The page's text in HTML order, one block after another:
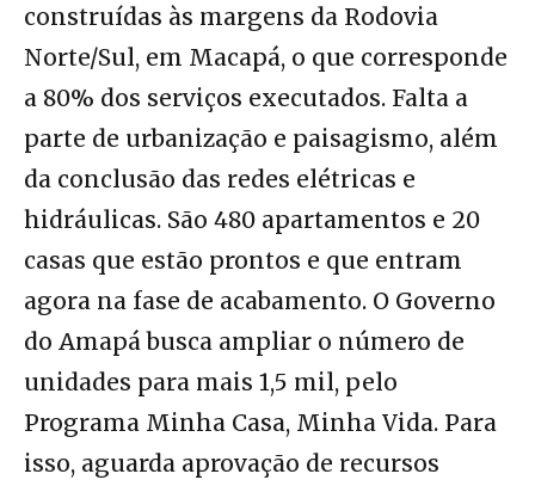
construídas às margens da Rodovia
Norte/Sul, em Macapá, o que corresponde
a 80% dos serviços executados. Falta a
parte de urbanização e paisagismo, além
da conclusão das redes elétricas e
hidráulicas. São 480 apartamentos e 20
casas que estão prontos e que entram
agora na fase de acabamento. O Governo
do Amapá busca ampliar o número de
unidades para mais 1,5 mil, pelo
Programa Minha Casa, Minha Vida. Para
isso, aguarda aprovação de recursos